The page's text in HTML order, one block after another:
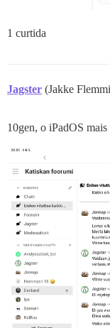
1 curtida
Jagster (Jakke
10gen, o iPadOS